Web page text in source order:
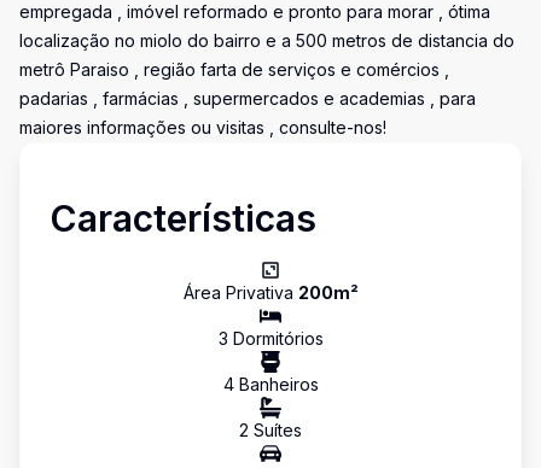
empregada , imóvel reformado e pronto para morar , ótima
localização no miolo do bairro e a 500 metros de distancia do
metrô Paraiso , região farta de serviços e comércios ,
padarias , farmácias , supermercados e academias , para
maiores informações ou visitas , consulte-nos!
Características
Área Privativa 200m²
3 Dormitórios
4Banheiros
2 Suítes